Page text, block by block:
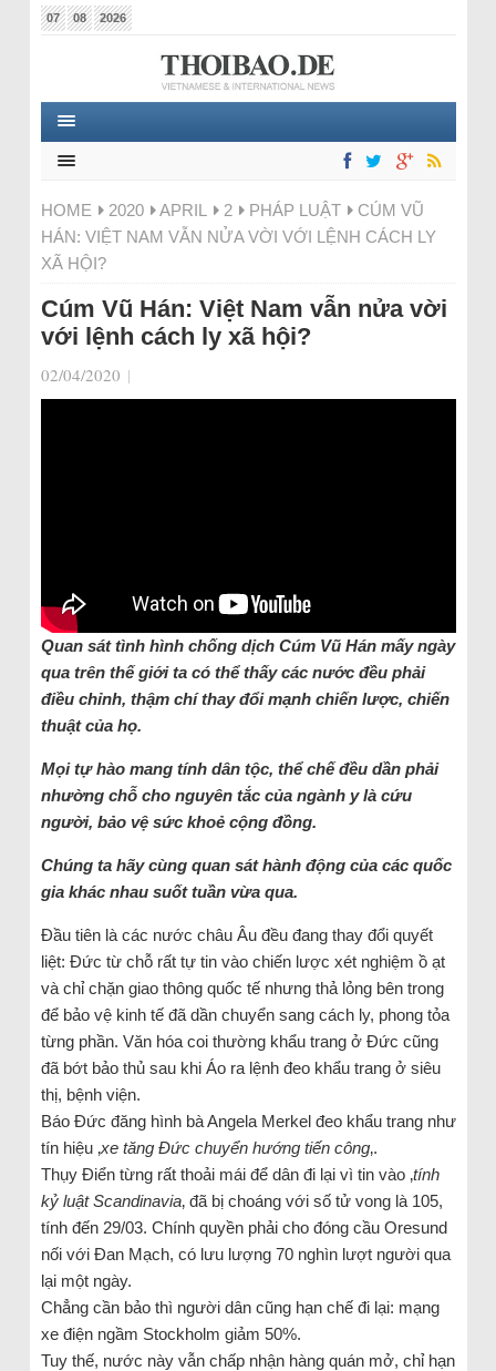
07 08 2026
HOME 2020 APRIL 2 PHÁP LUẬT
CÚM VŨ
HÁN: VIỆT NAM VẪN NỬA VỜI VỚI LỆNH CÁCH LY
XÃ HỘI?
Cúm Vũ Hán: Việt Nam vẫn nửa vời
với lệnh cách ly xã hội?
02/04/2020 |
Quan sát tình hình chống dịch Cúm Vũ Hán mấy ngày
qua trên thế giới ta có thể thấy các nước đều phải
điều chỉnh, thậm chí thay đổi mạnh chiến lược, chiến
thuật của họ.
Mọi tự hào mang tính dân tộc, thể chế đều dần phải
nhường chỗ cho nguyên tắc của ngành y là cứu
người, bảo vệ sức khoẻ cộng đồng.
Chúng ta hãy cùng quan sát hành động của các quốc
gia khác nhau suốt tuần vừa qua.
Đầu tiên là các nước châu Âu đều đang thay đổi quyết
liệt: Đức từ chỗ rất tự tin vào chiến lược xét nghiệm ồ ạt
và chỉ chặn giao thông quốc tế nhưng thả lỏng bên trong
để bảo vệ kinh tế đã dần chuyển sang cách ly, phong tỏa
từng phần. Văn hóa coi thường khẩu trang ở Đức cũng
đã bớt bảo thủ sau khi Áo ra lệnh đeo khẩu trang ở siêu
thị, bệnh viện.
Báo Đức đăng hình bà Angela Merkel đeo khẩu trang như
tín hiệu ‚xe tăng Đức chuyển hướng tiến công‚.
Thụy Điển từng rất thoải mái để dân đi lại vì tin vào ‚tính
kỷ luật Scandinavia‚ đã bị choáng với số tử vong là 105,
tính đến 29/03. Chính quyền phải cho đóng cầu Oresund
nối với Đan Mạch, có lưu lượng 70 nghìn lượt người qua
lại một ngày.
Chẳng cần bảo thì người dân cũng hạn chế đi lại: mạng
xe điện ngầm Stockholm giảm 50%.
Tuy thế, nước này vẫn chấp nhận hàng quán mở, chỉ hạn